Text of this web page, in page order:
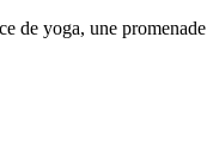
de yoga, une promenade